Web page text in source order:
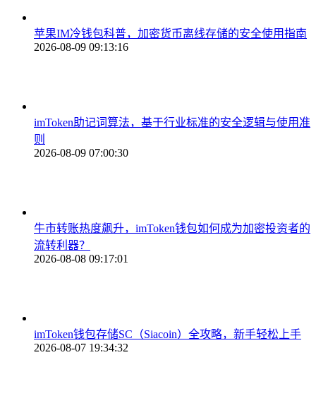
苹果IM冷钱包科普，加密货币离线存储的安全使用指南
2026-08-09 09:13:16
imToken助记词算法，基于行业标准的安全逻辑与使用准
则
2026-08-09 07:00:30
牛市转账热度飙升，imToken钱包如何成为加密投资者的
流转利器？
2026-08-08 09:17:01
imToken钱包存储SC（Siacoin）全攻略，新手轻松上手
2026-08-07 19:34:32